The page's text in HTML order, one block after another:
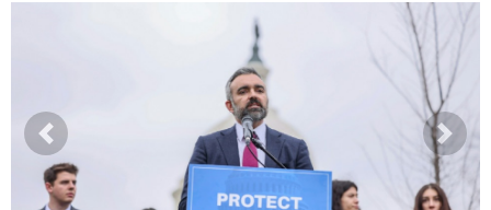
16 °C
Kiel
Rostock
Stuttgart
Dresden
19 °C Wien
Salzburg
20 °C
Regierung und Opposition in Venezuela beginnen offiziellen
USA wollen bei Visa-Anträgen offenbar Online-Aktivitäten noch
stärker überprüfen
Röwekamp: Innenministerium muss zentral für Drohnenabwehr
zuständig sein
Vorherige